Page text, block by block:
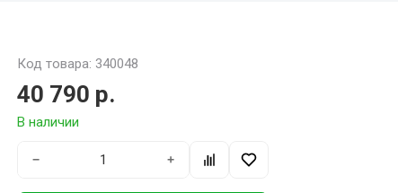
Код товара: 340048
40 790 р.
В наличии
− +